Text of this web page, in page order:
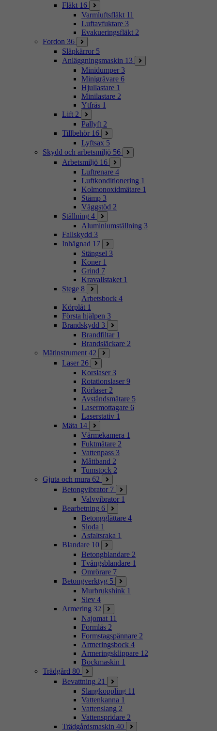
Fläkt 16
Varmluftsfläkt 11
Luftavfuktare 3
Evakueringsfläkt 2
Fordon 36
Släpkärror 5
Anläggningsmaskin 13
Minidumper 3
Minigrävare 6
Hjullastare 1
Minilastare 2
Ytfräs 1
Lift 2
Pallyft 2
Tillbehör 16
Lyftsax 5
Skydd och arbetsmiljö 56
Arbetsmiljö 16
Luftrenare 4
Luftkonditionering 1
Kolmonoxidmätare 1
Stämp 3
Väggstöd 2
Ställning 4
Aluminiumställning 3
Fallskydd 3
Inhägnad 17
Stängsel 3
Koner 1
Grind 7
Kravallstaket 1
Stege 8
Arbetsbock 4
Körplåt 1
Första hjälpen 3
Brandskydd 3
Brandfiltar 1
Brandsläckare 2
Mätinstrument 42
Laser 26
Korslaser 3
Rotationslaser 9
Rörlaser 2
Avståndsmätare 5
Lasermottagare 6
Laserstativ 1
Mäta 14
Värmekamera 1
Fuktmätare 2
Vattenpass 3
Måttband 2
Tumstock 2
Gjuta och mura 62
Betongvibrator 7
Valvvibrator 1
Bearbetning 6
Betongglättare 4
Sloda 1
Asfaltsraka 1
Blandare 10
Betongblandare 2
Tvångsblandare 1
Omrörare 7
Betongverktyg 5
Murbrukshink 1
Slev 4
Armering 32
Najomat 11
Formlås 2
Formstagspännare 2
Armeringsbock 4
Armeringsklippare 12
Bockmaskin 1
Trädgård 80
Bevattning 21
Slangkoppling 11
Vattenkanna 1
Vattenslang 2
Vattenspridare 2
Trädgårdsmaskin 40